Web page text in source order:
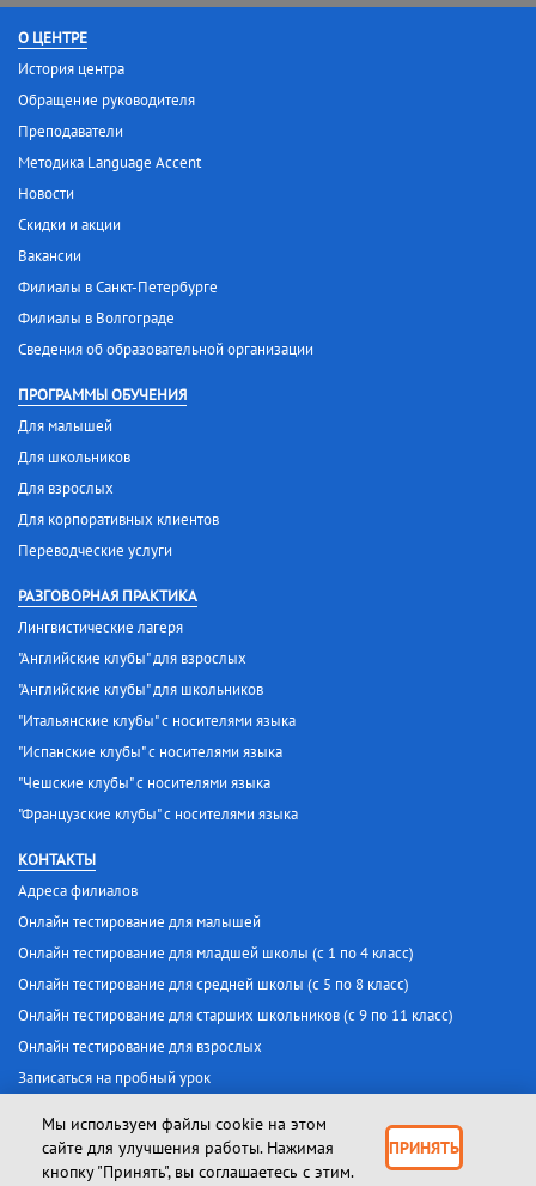
О ЦЕНТРЕ
История центра
Обращение руководителя
Преподаватели
Методика Language Accent
Новости
Скидки и акции
Вакансии
Филиалы в Санкт-Петербурге
Филиалы в Волгограде
Сведения об образовательной организации
ПРОГРАММЫ ОБУЧЕНИЯ
Для малышей
Для школьников
Для взрослых
Для корпоративных клиентов
Переводческие услуги
РАЗГОВОРНАЯ ПРАКТИКА
Лингвистические лагеря
"Английские клубы" для взрослых
"Английские клубы" для школьников
"Итальянские клубы" с носителями языка
"Испанские клубы" с носителями языка
"Чешские клубы" с носителями языка
"Французские клубы" с носителями языка
КОНТАКТЫ
Адреса филиалов
Онлайн тестирование для малышей
Онлайн тестирование для младшей школы (с 1 по 4 класс)
Онлайн тестирование для средней школы (с 5 по 8 класс)
Онлайн тестирование для старших школьников (с 9 по 11 класс)
Онлайн тестирование для взрослых
Записаться на пробный урок
Лицензия № 25 от 30 января 2017 г.
Мы используем файлы cookie на этом
сайте для улучшения работы. Нажимая
кнопку "Принять", вы соглашаетесь с этим.
ПРИНЯТЬ